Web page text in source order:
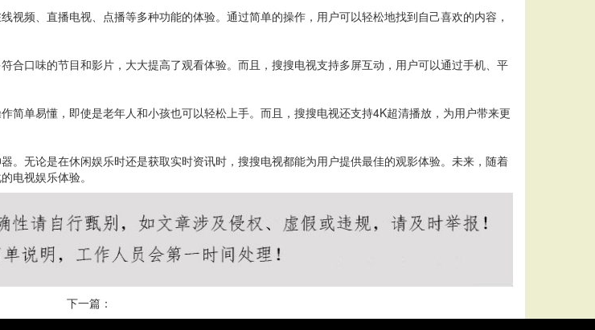
频、直播电视、点播等多种功能的体验。通过简单的操作，用户可以轻松地找到自己喜欢的内容，
合口味的节目和影片，大大提高了观看体验。而且，搜搜电视支持多屏互动，用户可以通过手机、平
单易懂，即使是老年人和小孩也可以轻松上手。而且，搜搜电视还支持4K超清播放，为用户带来更
。无论是在休闲娱乐时还是获取实时资讯时，搜搜电视都能为用户提供最佳的观影体验。未来，随着
电视娱乐体验。
下一篇：